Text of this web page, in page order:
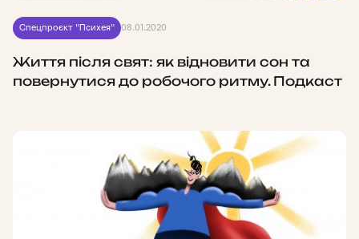
Спецпроєкт "Психея" 08.01.2020
Життя після свят: як відновити сон та
повернутися до робочого ритму. Подкаст